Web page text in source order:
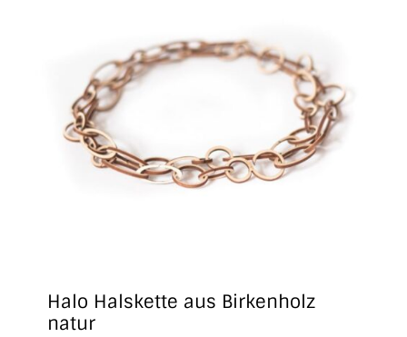
Halo Halskette aus Birkenholz
natur